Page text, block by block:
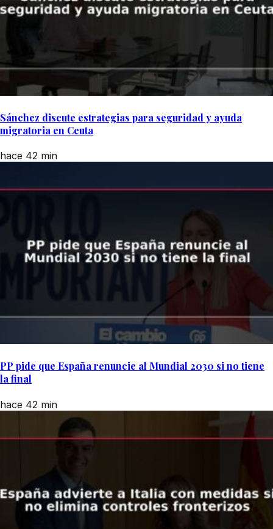
Sánchez discute estrategias para seguridad y ayuda
migratoria en Ceuta
hace 42 min
PP pide que España renuncie al Mundial 2030 si no tiene
la final
hace 42 min